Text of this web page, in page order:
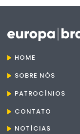
HOME
SOBRE NÓS
PATROCÍNIOS
CONTATO
NOTÍCIAS